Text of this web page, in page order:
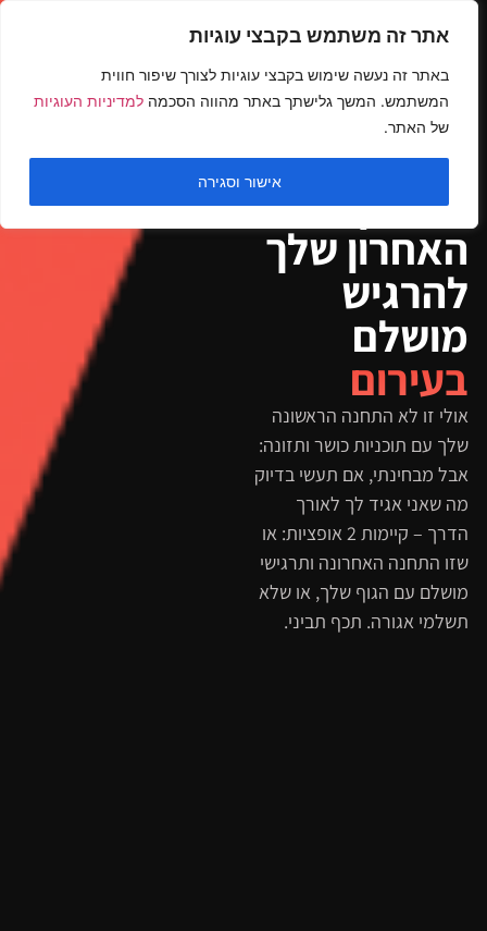
אתר זה משתמש בקבצי עוגיות
באתר זה נעשה שימוש בקבצי עוגיות לצורך שיפור חווית
המשתמש. המשך גלישתך באתר מהווה הסכמה למדיניות העוגיות
של האתר.
אישור וסגירה
מציג
הניסיון
האחרון שלך
להרגיש
מושלם
בעירום
אולי זו לא התחנה הראשונה
שלך עם תוכניות כושר ותזונה:
אבל מבחינתי, אם תעשי בדיוק
מה שאני אגיד לך לאורך
הדרך – קיימות 2 אופציות: או
שזו התחנה האחרונה ותרגישי
מושלם עם הגוף שלך, או שלא
תשלמי אגורה. תכף תביני.